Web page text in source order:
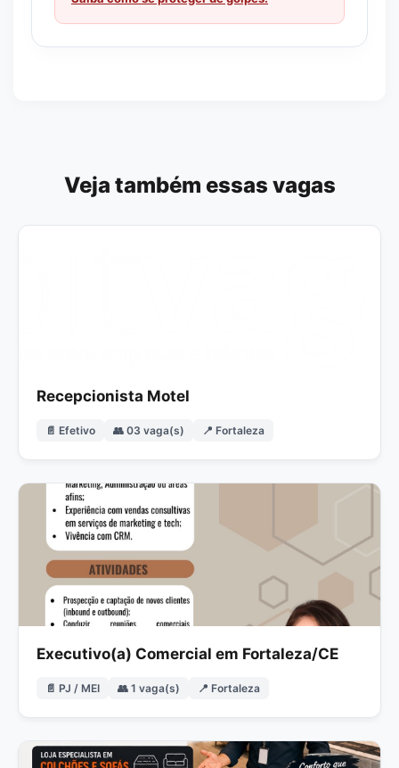
Veja também essas vagas
Recepcionista Motel
📄 Efetivo 👥 03 vaga(s) 📍 Fortaleza
Executivo(a) Comercial em Fortaleza/CE
📄 PJ / MEI 👥 1 vaga(s) 📍 Fortaleza